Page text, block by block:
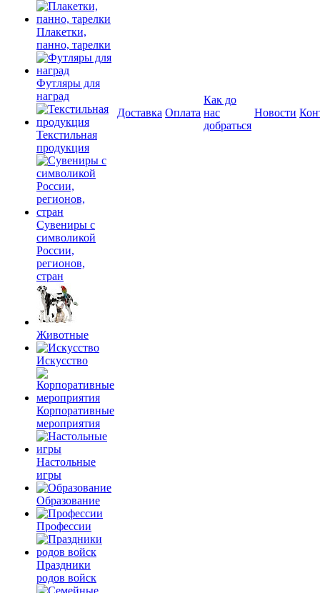
Плакетки,
панно, тарелки
Футляры для
наград
Текстильная
продукция
Сувениры с
символикой
России,
регионов,
стран
Животные
Искусство
Корпоративные
мероприятия
Настольные
игры
Образование
Профессии
Праздники
родов войск
Доставка Оплата
Как до
нас
добраться
Новости